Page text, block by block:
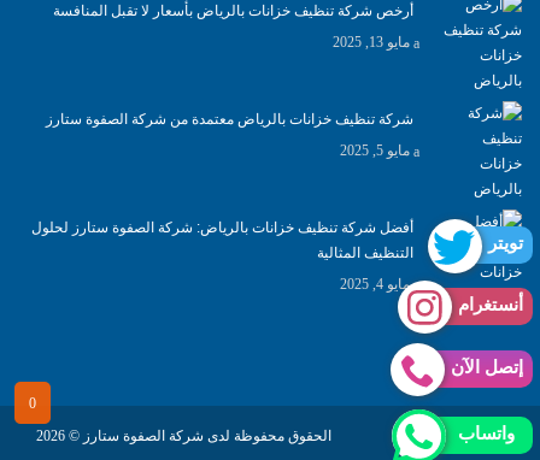
أرخص شركة تنظيف خزانات بالرياض بأسعار لا تقبل المنافسة
مايو 13, 2025
شركة تنظيف خزانات بالرياض معتمدة من شركة الصفوة ستارز
مايو 5, 2025
أفضل شركة تنظيف خزانات بالرياض: شركة الصفوة ستارز لحلول
التنظيف المثالية
مايو 4, 2025
FAWAZ الحقوق محفوظة لدى شركة الصفوة ستارز © 2026
إتصل الآن
واتساب
أنستغرام
تويتر